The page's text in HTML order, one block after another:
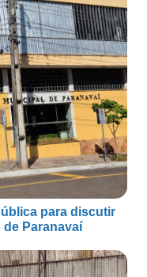
para discutir
Paranavaí